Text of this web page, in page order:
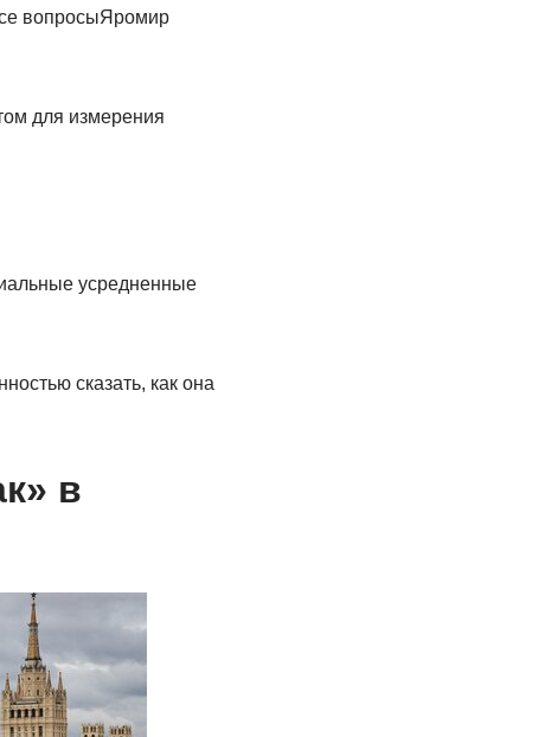
вопросыЯромир
для измерения
усредненные
сказать, как она
в